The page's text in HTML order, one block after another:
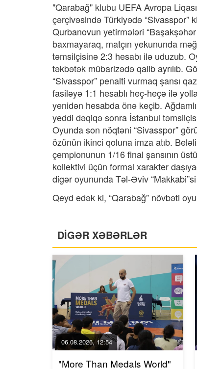
"Qarabağ" klubu UEFA Avropa
çərçivəsində Türkiyədə “Sivasspor”
Qurbanovun yetirmələri
baxmayaraq, matçın yekununda
təmsilçisinə 2:3 hesabı ilə uduzub.
təkbətək mübarizədə qalib ayrılıb.
“Sivasspor” penalti vurmaq şansı
fasiləyə 1:1 hesablı heç-heçə ilə
yenidən hesabda önə keçib.
yeddi dəqiqə sonra İstanbul
Oyunda son nöqtəni “Sivasspor”
özünün ikinci qoluna imza atıb.
çempionunun 1/16 final şansının
kollektivi üçün formal xarakter
digər oyununda Təl-Əviv
Qeyd edək ki, “Qarabağ” növbəti
DİGƏR XƏBƏRLƏR
06.08.2026, 12:54
"More Than Medals World"